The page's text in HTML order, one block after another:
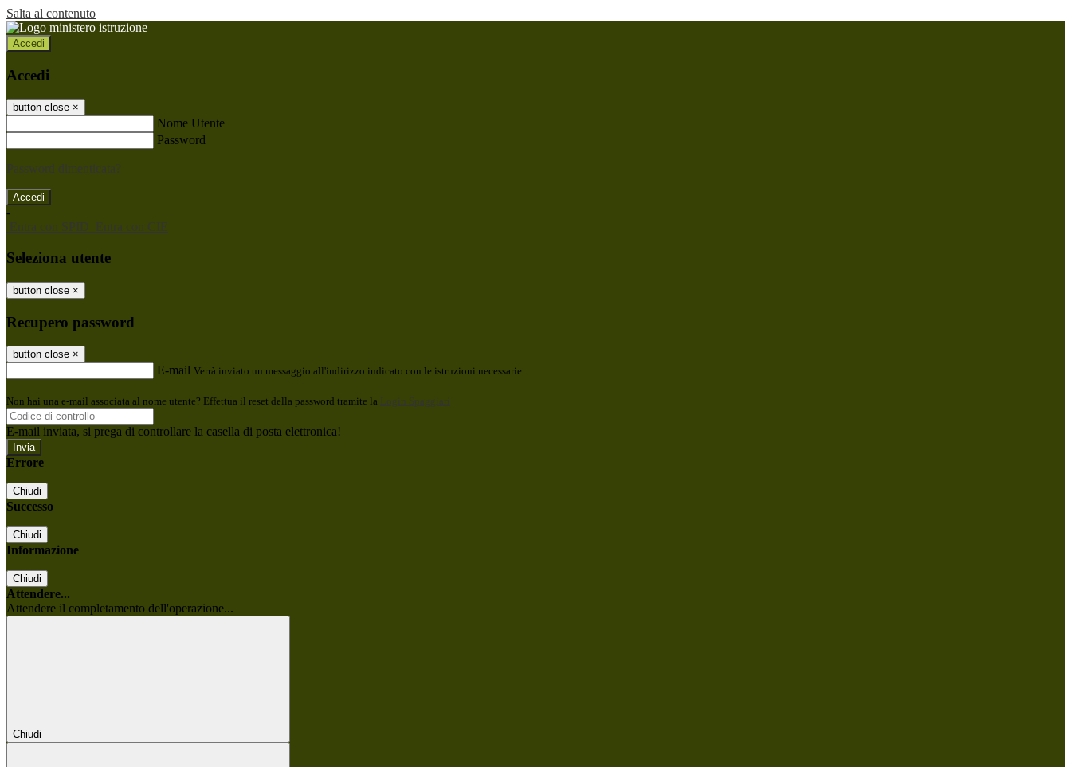
Salta al contenuto
Accedi
Accedi
button close ×
Nome Utente
Password
Password dimenticata?
-
Entra con SPID Entra con CIE
Seleziona utente
button close ×
Recupero password
button close ×
E-mail Verrà inviato un messaggio all'indirizzo indicato con le istruzioni necessarie.
Non hai una e-mail associata al nome utente? Effettua il reset della password tramite la Login Spaggiari
E-mail inviata, si prega di controllare la casella di posta elettronica!
Errore
Chiudi
Successo
Chiudi
Informazione
Chiudi
Attendere...
Attendere il completamento dell'operazione...
Chiudi